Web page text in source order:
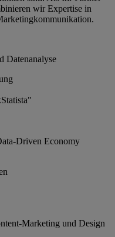
wir Expertise in
Datenanalyse
Driven Economy
Marketing und Design